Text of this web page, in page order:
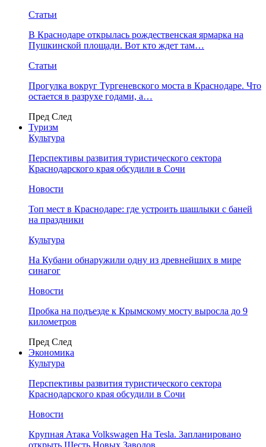
Статьи
В Краснодаре открылась рождественская ярмарка на
Пушкинской площади. Вот кто ждет там…
Статьи
Прогулка вокруг Тургеневского моста в Краснодаре. Что
остается в разрухе годами, а…
Пред След
Туризм
Культура
Перспективы развития туристического сектора
Краснодарского края обсудили в Сочи
Новости
Топ мест в Краснодаре: где устроить шашлыки с баней
на праздники
Культура
На Кубани обнаружили одну из древнейших в мире
синагог
Новости
Пробка на подъезде к Крымскому мосту выросла до 9
километров
Пред След
Экономика
Культура
Перспективы развития туристического сектора
Краснодарского края обсудили в Сочи
Новости
Крупная Атака Volkswagen На Tesla. Запланировано
открыть Шесть Новых Заводов